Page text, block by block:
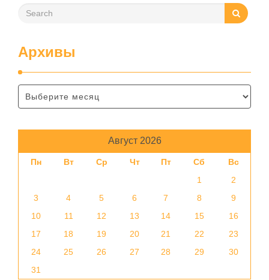
Архивы
Август 2026
Пн Вт Ср Чт Пт Сб
Вс
1
2
3
4 5 6 7 8
9
10
11 12 13 14 15
16
17
18 19 20 21 22
23
24
25 26 27 28 29
30
31